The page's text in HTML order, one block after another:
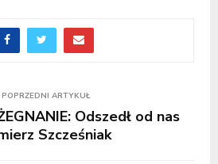
POPRZEDNI ARTYKUŁ
Odszedł od nas
Szcześniak